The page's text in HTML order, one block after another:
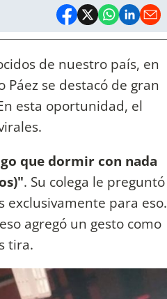
de nuestro país, en
se destacó de gran
esta oportunidad, el
que dormir con nada
. Su colega le preguntó
exclusivamente para eso.
agregó un gesto como
tira.